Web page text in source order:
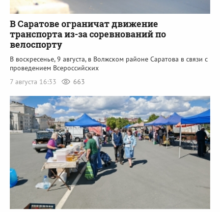
В Саратове ограничат движение
транспорта из-за соревнований по
велоспорту
В воскресенье, 9 августа, в Волжском районе Саратова в связи с
проведением Всероссийских
7 августа 16:33
663